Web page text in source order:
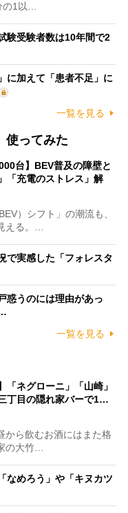
の1以…
験受験者数は10年間で2
に加えて「患者不足」に
一覧を見る
使ってみた
台】BEV普及の障壁と
「充電のストレス」解
）シフト」の潮流も、
える。…
で実感した「フォレスタ
惑うのには理由があっ
一覧を見る
「ネグローニ」「山崎」
丁目の隠れ家バーで1…
ら飲むお酒にはまた格
の大竹…
なめろう」や「キヌカツ